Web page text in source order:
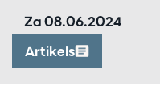
Artikels
Za 08.06.2024